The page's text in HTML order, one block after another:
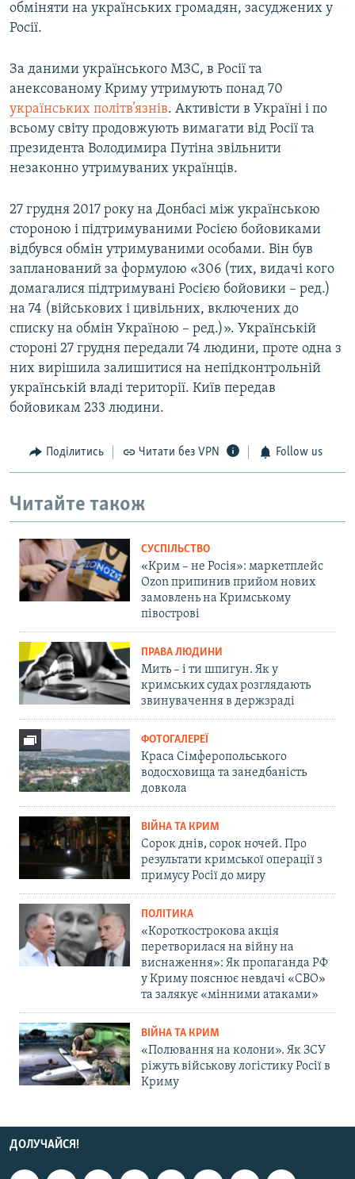
обміняти на українських громадян, засуджених у
Росії.
За даними українського МЗС, в Росії та
анексованому Криму утримують понад 70
українських політв’язнів. Активісти в Україні і по
всьому світу продовжують вимагати від Росії та
президента Володимира Путіна звільнити
незаконно утримуваних українців.
27 грудня 2017 року на Донбасі між українською
стороною і підтримуваними Росією бойовиками
відбувся обмін утримуваними особами. Він був
запланований за формулою «306 (тих, видачі кого
домагалися підтримувані Росією бойовики – ред.)
на 74 (військових і цивільних, включених до
списку на обмін Україною – ред.)». Українській
стороні 27 грудня передали 74 людини, проте одна з
них вирішила залишитися на непідконтрольній
українській владі території. Київ передав
бойовикам 233 людини.
Поділитись Читати без VPN Follow us
Читайте також
СУСПІЛЬСТВО
«Крим – не Росія»: маркетплейс
Ozon припинив прийом нових
замовлень на Кримському
півострові
ПРАВА ЛЮДИНИ
Мить – і ти шпигун. Як у
кримських судах розглядають
звинувачення в держзраді
ФОТОГАЛЕРЕЇ
Краса Сімферопольського
водосховища та занедбаність
довкола
ВІЙНА ТА КРИМ
Сорок днів, сорок ночей. Про
результати кримської операції з
примусу Росії до миру
ПОЛІТИКА
«Короткострокова акція
перетворилася на війну на
виснаження»: Як пропаганда РФ
у Криму пояснює невдачі «СВО»
та залякує «мінними атаками»
ВІЙНА ТА КРИМ
«Полювання на колони». Як ЗСУ
ріжуть військову логістику Росії в
Криму
ДОЛУЧАЙСЯ!